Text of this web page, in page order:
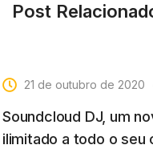
Post
21 de outubro de 2020
Soundcloud DJ, um
ilimitado a todo o seu